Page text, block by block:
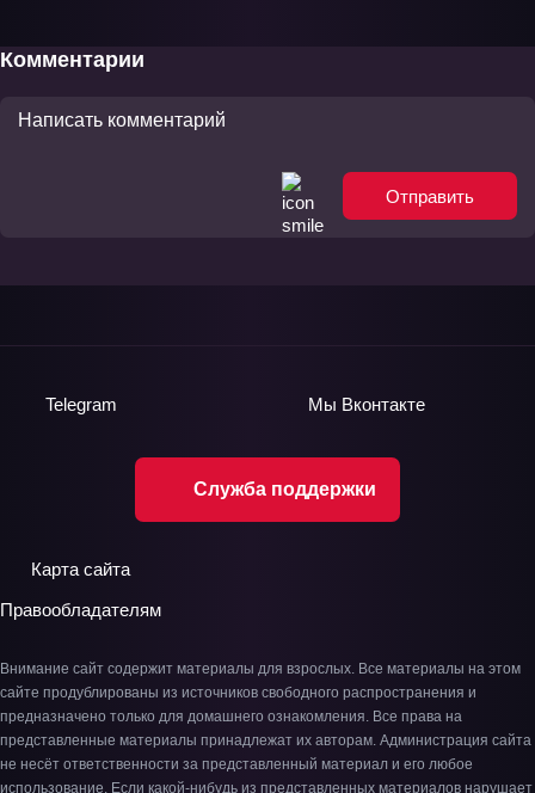
Комментарии
Отправить
Служба поддержки
Telegram Мы Вконтакте
Карта сайта
Правообладателям
Внимание сайт содержит материалы для взрослых. Все материалы на этом
сайте продублированы из источников свободного распространения и
предназначено только для домашнего ознакомления. Все права на
представленные материалы принадлежат их авторам. Администрация сайта
не несёт ответственности за представленный материал и его любое
использование. Если какой-нибудь из представленных материалов нарушает